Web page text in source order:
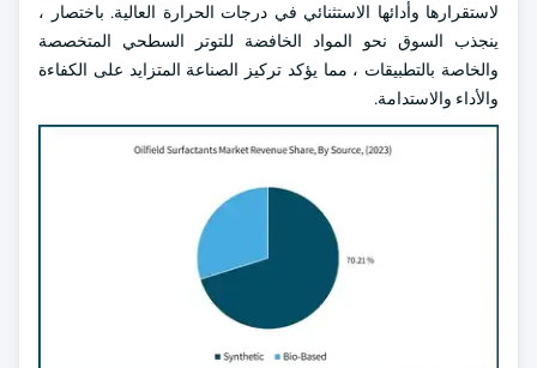
لاستقرارها وأدائها الاستثنائي في درجات الحرارة العالية. باختصار ،
ينجذب السوق نحو المواد الخافضة للتوتر السطحي المتخصصة
والخاصة بالتطبيقات ، مما يؤكد تركيز الصناعة المتزايد على الكفاءة
والأداء والاستدامة.